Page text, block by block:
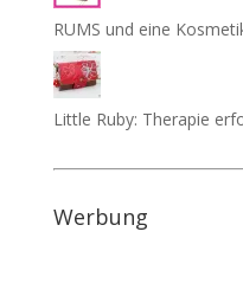
RUMS und eine
Little Ruby: Therapie
Werbung